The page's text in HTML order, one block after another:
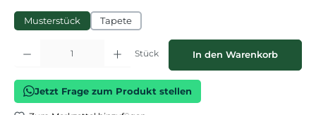
Musterstück Tapete
Produkt Anzahl: Gib den gewünschten Wert ein oder benutze die
Stück In den Warenkorb
Jetzt Frage zum Produkt stellen